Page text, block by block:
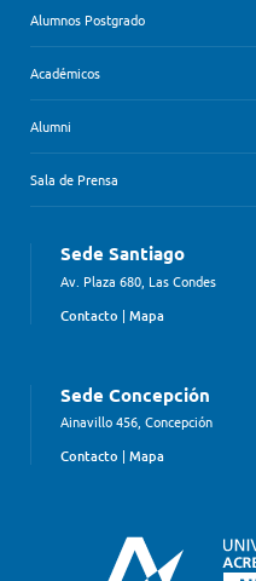
Alumnos Postgrado
Académicos
Alumni
Sala de Prensa
Sede Santiago
Av. Plaza 680, Las Condes
Contacto | Mapa
Sede Concepción
Ainavillo 456, Concepción
Contacto | Mapa